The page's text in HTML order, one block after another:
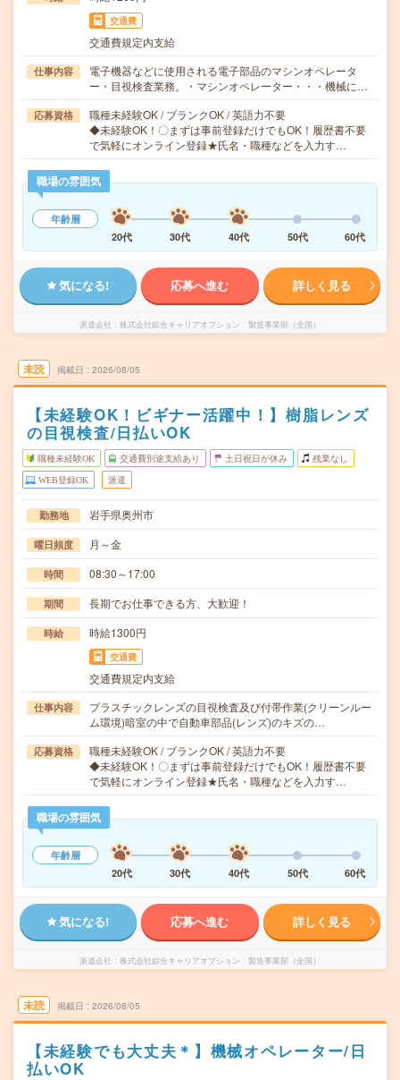
交通費
交通費規定内支給
仕事内容
電子機器などに使用される電子部品のマシンオペレータ
ー・目視検査業務。・マシンオペレーター・・・機械に…
応募資格
職種未経験OK / ブランクOK / 英語力不要
◆未経験OK！〇まずは事前登録だけでもOK！履歴書不要
で気軽にオンライン登録★氏名・職種などを入力す…
職場の雰囲気
年齢層
20代
30代 40代 50代 60代
気になる! 応募へ進む 詳しく見る
派遣会社 株式会社綜合キャリアオプション 製造事業部（全国）
未読 掲載日 2026/08/05
【未経験OK！ビギナー活躍中！】樹脂レンズ
の目視検査/日払いOK
職種未経験OK 交通費別途支給あり 土日祝日が休み 残業なし
WEB登録OK 派遣
勤務地 岩手県奥州市
曜日頻度 月～金
時間 08:30～17:00
期間 長期でお仕事できる方、大歓迎！
時給 時給1300円
交通費
交通費規定内支給
仕事内容
プラスチックレンズの目視検査及び付帯作業(クリーンルー
ム環境)暗室の中で自動車部品(レンズ)のキズの…
応募資格
職種未経験OK / ブランクOK / 英語力不要
◆未経験OK！〇まずは事前登録だけでもOK！履歴書不要
で気軽にオンライン登録★氏名・職種などを入力す…
職場の雰囲気
年齢層
20代
30代 40代 50代 60代
気になる! 応募へ進む 詳しく見る
派遣会社 株式会社綜合キャリアオプション 製造事業部（全国）
未読 掲載日 2026/08/05
【未経験でも大丈夫＊】機械オペレーター/日
払いOK